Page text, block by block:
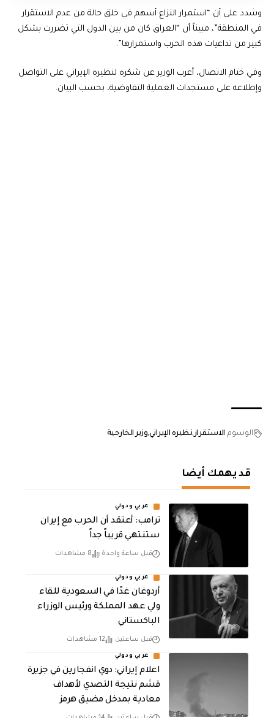
وشدد على أن “استمرار النزاع أسهم في خلق حالة من عدم الاستقرار
في المنطقة”، مبيناً أن “العراق كان من بين الدول التي تضررت بشكل
كبير من تداعيات هذه الحرب واستمرارها”.
وفي ختام الاتصال، أعرب الوزير عن شكره لنظيره الإيراني على التواصل
وإطلاعه على مستجدات العملية التفاوضية، بحسب البيان.
الوسوم الاستقرارنظيره الإيرانيوزير الخارجية
قد يهمك أيضا
عربي ودولي
‏ترامب: أعتقد أن الحرب مع إيران
ستنتهي قريباً جداً
قبل ساعة واحدة 8 مشاهدات
عربي ودولي
أردوغان غدًا في السعودية للقاء
ولي عهد المملكة ورئيس الوزراء
الباكستاني
قبل ساعتين 12 مشاهدات
عربي ودولي
اعلام إيراني: دوي انفجارين في جزيرة
قشم نتيجة التصدي لأهداف
معادية بمدخل مضيق هرمز